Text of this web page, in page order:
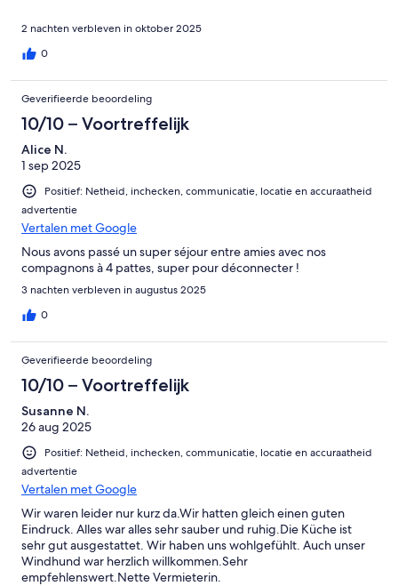
2 nachten verbleven in oktober 2025
0
Geverifieerde beoordeling
10/10 – Voortreffelijk
Alice N.
1 sep 2025
Positief: Netheid, inchecken, communicatie, locatie en accuraatheid
advertentie
Vertalen met Google
Nous avons passé un super séjour entre amies avec nos
compagnons à 4 pattes, super pour déconnecter !
3 nachten verbleven in augustus 2025
0
Geverifieerde beoordeling
10/10 – Voortreffelijk
Susanne N.
26 aug 2025
Positief: Netheid, inchecken, communicatie, locatie en accuraatheid
advertentie
Vertalen met Google
Wir waren leider nur kurz da.Wir hatten gleich einen guten
Eindruck. Alles war alles sehr sauber und ruhig.Die Küche ist
sehr gut ausgestattet. Wir haben uns wohlgefühlt. Auch unser
Windhund war herzlich willkommen.Sehr
empfehlenswert.Nette Vermieterin.